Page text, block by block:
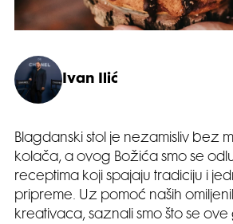
Ivan Ilić
Blagdanski stol je nezamisliv bez
kolača, a ovog Božića smo se
receptima koji spajaju tradiciju i
pripreme. Uz pomoć naših
kreativaca, saznali smo što se